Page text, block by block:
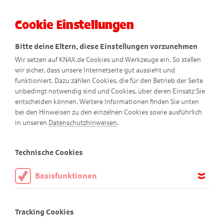
Coole Suchspiele
Viel Spaß beim Finden!
Bist du gut darin Sachen zu entdecken? Dann bist du hier
Cookie Einstellungen
Bitte deine Eltern, diese Einstellungen vorzunehmen
Wir setzen auf KNAX.de Cookies und Werkzeuge ein. So stellen
wir sicher, dass unsere Internetseite gut aussieht und
funktioniert. Dazu zählen Cookies, die für den Betrieb der Seite
unbedingt notwendig sind und Cookies, über deren Einsatz Sie
entscheiden können. Weitere Informationen finden Sie unten
bei den Hinweisen zu den einzelnen Cookies sowie ausführlich
in unseren Datenschutzhinweisen.
Technische Cookies
Basisfunktionen
aktiviert sein.
Tracking Cookies